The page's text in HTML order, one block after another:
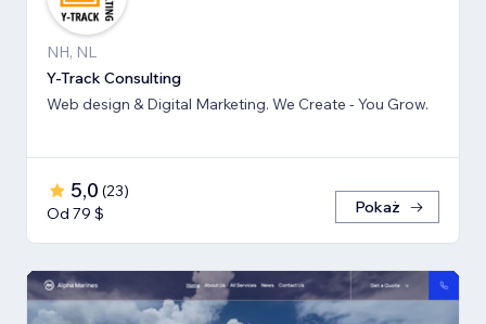
NH, NL
Y-Track Consulting
Web design & Digital Marketing. We Create - You Grow.
5,0 (23)
Od 79 $
Pokaż